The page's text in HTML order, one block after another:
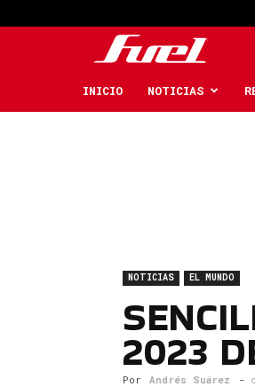
INICIO NOTICIAS
NOTICIAS EL MUNDO
2023
Por Andrés Suárez -